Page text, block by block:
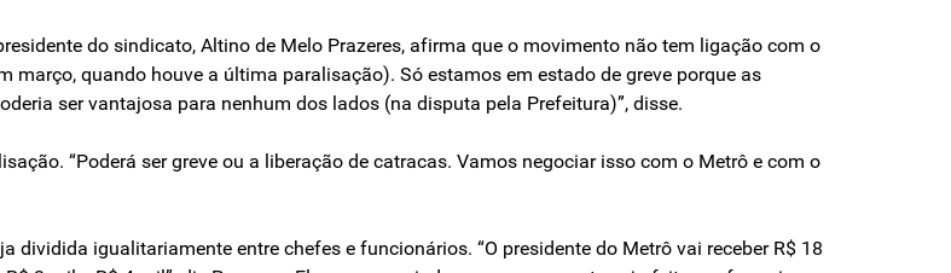
do sindicato, Altino de Melo Prazeres, afirma que o movimento não tem ligação com o
março, quando houve a última paralisação). Só estamos em estado de greve porque as
ser vantajosa para nenhum dos lados (na disputa pela Prefeitura)”, disse.
“Poderá ser greve ou a liberação de catracas. Vamos negociar isso com o Metrô e com o
igualitariamente entre chefes e funcionários. “O presidente do Metrô vai receber R$ 18